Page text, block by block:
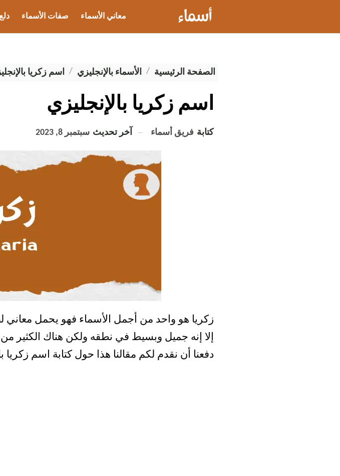
معاني الأسماء صفات الأسماء
الصفحة الرئيسية الأسماء بالإنجليزي اسم زكريا
اسم زكريا بالإنجليزي
كتابة فريق أسماء آخر تحديث سبتمبر 8, 2023
زكريا هو واحد من أجمل الأسماء فهو يحمل
إلا إنه جميل وبسيط في نطقه ولكن هناك الكثير
دفعنا أن نقدم لكم مقالنا هذا حول كتابة اسم زكريا